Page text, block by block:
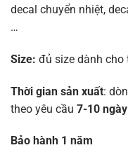
decal chuyển nhiệt,
…
Size: đủ size dành
Thời gian sản xuất:
theo yêu cầu 7-10 ngày
Bảo hành 1 năm